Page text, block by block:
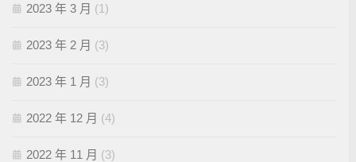
2023 年 3 月 (1)
2023 年 2 月 (3)
2023 年 1 月 (3)
2022 年 12 月 (4)
2022 年 11 月 (3)